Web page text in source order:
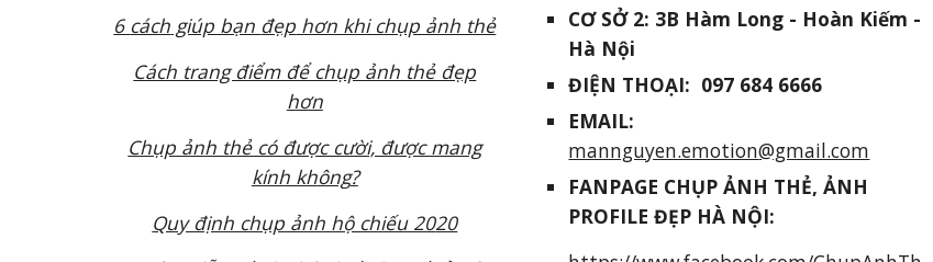
6 cách giúp bạn đẹp hơn khi chụp ảnh thẻ
Cách trang điểm để chụp ảnh thẻ đẹp
hơn
Chụp ảnh thẻ có được cười, được mang
kính không?
Quy định chụp ảnh hộ chiếu 2020
CƠ SỞ 2: 3B Hàm Long - Hoàn Kiếm -
Hà Nội
ĐIỆN THOẠI: 097 684 6666
EMAIL:
mannguyen.emotion@gmail.com
FANPAGE CHỤP ẢNH THẺ, ẢNH
PROFILE ĐẸP HÀ NỘI: